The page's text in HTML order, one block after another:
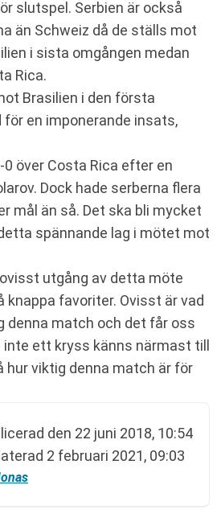
slutspel. Serbien är också
än Schweiz då de ställs mot
i sista omgången medan
Rica.
Brasilien i den första
en imponerande insats,
0 över Costa Rica efter en
Dock hade serberna flera
mål än så. Det ska bli mycket
spännande lag i mötet mot
utgång av detta möte
knappa favoriter. Ovisst är vad
denna match och det får oss
ett kryss känns närmast till
hur viktig denna match är för
den 22 juni 2018, 10:54
2 februari 2021, 09:03